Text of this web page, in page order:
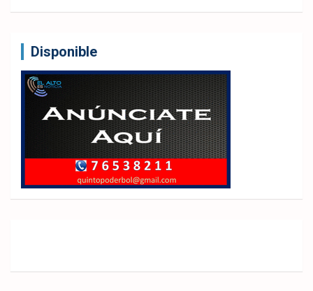
Disponible